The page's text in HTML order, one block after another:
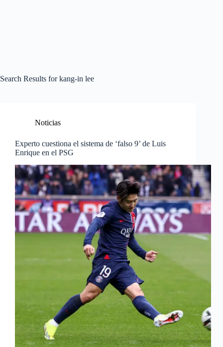
Search Results for kang-in lee
Noticias
Experto cuestiona el sistema de ‘falso 9’ de Luis
Enrique en el PSG